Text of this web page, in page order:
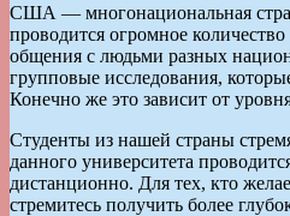
США — многонациональная
проводится огромное
общения с людьми разных
групповые исследования,
Конечно же это зависит от
Студенты из нашей страны
данного университета
дистанционно. Для тех, кто
стремитесь получить более